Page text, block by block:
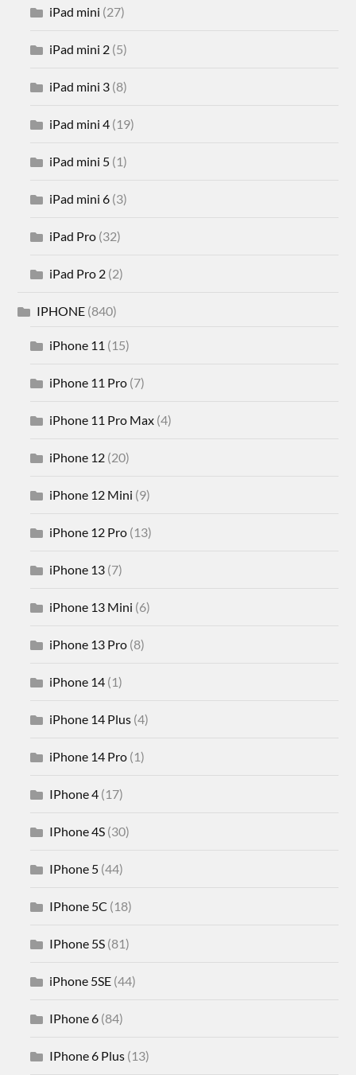
iPad mini (27)
iPad mini 2 (5)
iPad mini 3 (8)
iPad mini 4 (19)
iPad mini 5 (1)
iPad mini 6 (3)
iPad Pro (32)
iPad Pro 2 (2)
IPHONE (840)
iPhone 11 (15)
iPhone 11 Pro (7)
iPhone 11 Pro Max (4)
iPhone 12 (20)
iPhone 12 Mini (9)
iPhone 12 Pro (13)
iPhone 13 (7)
iPhone 13 Mini (6)
iPhone 13 Pro (8)
iPhone 14 (1)
iPhone 14 Plus (4)
iPhone 14 Pro (1)
IPhone 4 (17)
IPhone 4S (30)
IPhone 5 (44)
IPhone 5C (18)
IPhone 5S (81)
iPhone 5SE (44)
IPhone 6 (84)
IPhone 6 Plus (13)